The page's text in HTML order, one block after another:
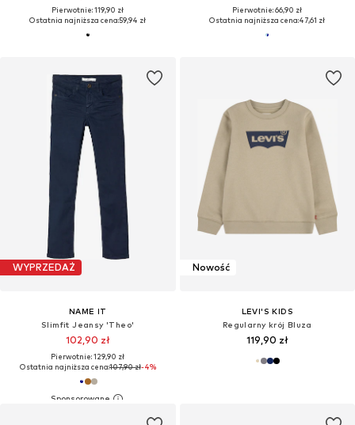
Pierwotnie: 119,90 zł
Ostatnia najniższa cena:59,94 zł
Pierwotnie: 66,90 zł
Ostatnia najniższa cena:47,61 zł
WYPRZEDAŻ
NAME IT
Slimfit Jeansy 'Theo'
102,90 zł
Pierwotnie: 129,90 zł
Ostatnia najniższa cena:107,90 zł-4%
Nowość
LEVI'S KIDS
Regularny krój Bluza
119,90 zł